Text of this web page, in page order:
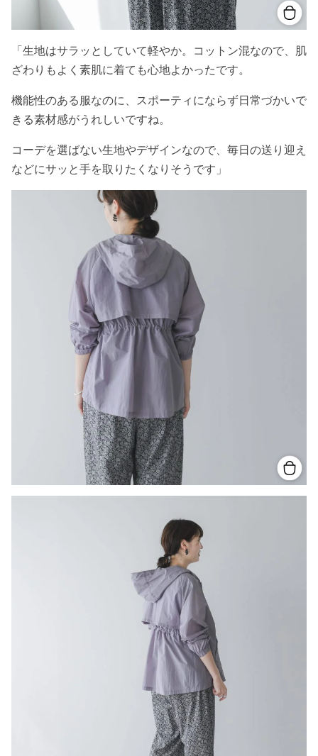
「生地はサラッとしていて軽やか。コットン混なので、肌
ざわりもよく素肌に着ても心地よかったです。
機能性のある服なのに、スポーティにならず日常づかいで
きる素材感がうれしいですね。
コーデを選ばない生地やデザインなので、毎日の送り迎え
などにサッと手を取りたくなりそうです」